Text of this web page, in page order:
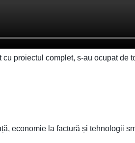
proiectul complet, s-au ocupat de
economie la factură și tehnologii